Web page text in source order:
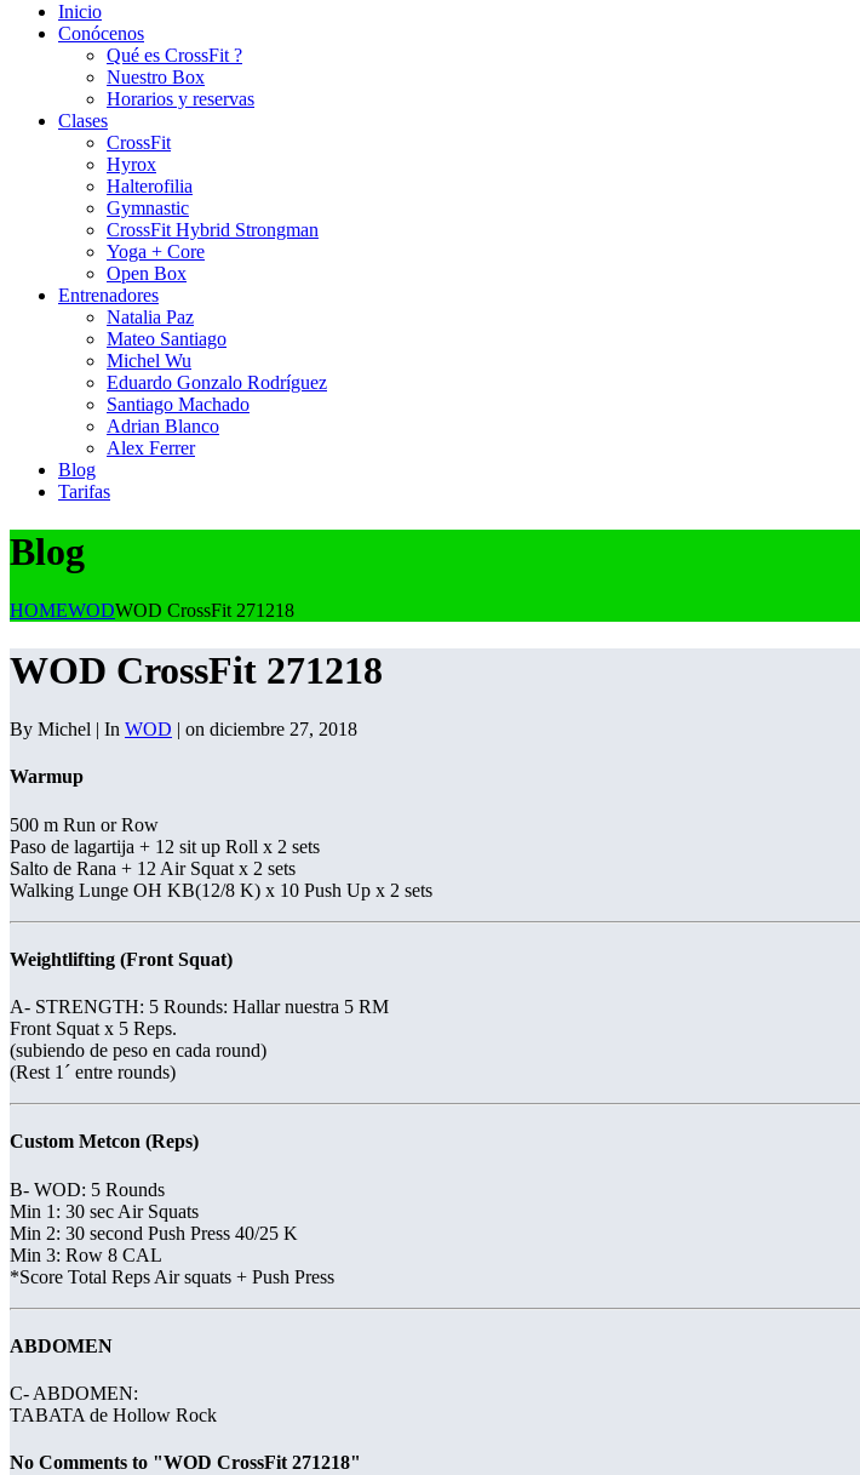
Inicio
Conócenos
Qué es CrossFit ?
Nuestro Box
Horarios y reservas
Clases
CrossFit
Hyrox
Halterofilia
Gymnastic
CrossFit Hybrid Strongman
Yoga + Core
Open Box
Entrenadores
Natalia Paz
Mateo Santiago
Michel Wu
Eduardo Gonzalo Rodríguez
Santiago Machado
Adrian Blanco
Alex Ferrer
Blog
Tarifas
Blog
HOMEWODWOD CrossFit 271218
WOD CrossFit 271218
By Michel | In WOD | on diciembre 27, 2018
Warmup
500 m Run or Row
Paso de lagartija + 12 sit up Roll x 2 sets
Salto de Rana + 12 Air Squat x 2 sets
Walking Lunge OH KB(12/8 K) x 10 Push Up x 2 sets
Weightlifting (Front Squat)
A- STRENGTH: 5 Rounds: Hallar nuestra 5 RM
Front Squat x 5 Reps.
(subiendo de peso en cada round)
(Rest 1´ entre rounds)
Custom Metcon (Reps)
B- WOD: 5 Rounds
Min 1: 30 sec Air Squats
Min 2: 30 second Push Press 40/25 K
Min 3: Row 8 CAL
*Score Total Reps Air squats + Push Press
ABDOMEN
C- ABDOMEN:
TABATA de Hollow Rock
No Comments to "WOD CrossFit 271218"